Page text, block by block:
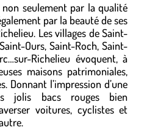
seulement par la qualité
par la beauté de ses
Les villages de Saint-
Ours, Saint-Roch, Saint-
Richelieu évoquent, à
maisons patrimoniales,
Donnant l’impression d’une
jolis bacs rouges bien
voitures, cyclistes et